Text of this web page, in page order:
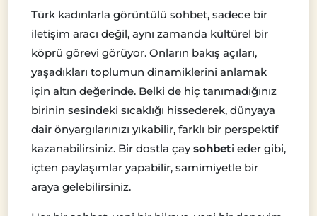
Türk kadınlarla görüntülü sohbet, sadece bir
iletişim aracı değil, aynı zamanda kültürel bir
köprü görevi görüyor. Onların bakış açıları,
yaşadıkları toplumun dinamiklerini anlamak
için altın değerinde. Belki de hiç tanımadığınız
birinin sesindeki sıcaklığı hissederek, dünyaya
dair önyargılarınızı yıkabilir, farklı bir perspektif
kazanabilirsiniz. Bir dostla çaysohbeti eder gibi,
içten paylaşımlar yapabilir, samimiyetle bir
araya gelebilirsiniz.